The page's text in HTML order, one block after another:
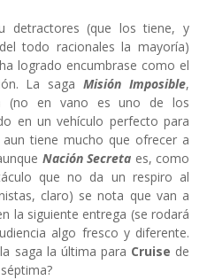
detractores (que los tiene, y
todo racionales la mayoría)
logrado encumbrase como el
La sagaMisión Imposible,
(no en vano es uno de los
en un vehículo perfecto para
tiene mucho que ofrecer a
Nación Secreta es, como
que no da un respiro al
claro) se nota que van a
la siguiente entrega (se rodará
algo fresco y diferente.
saga la última para Cruise de